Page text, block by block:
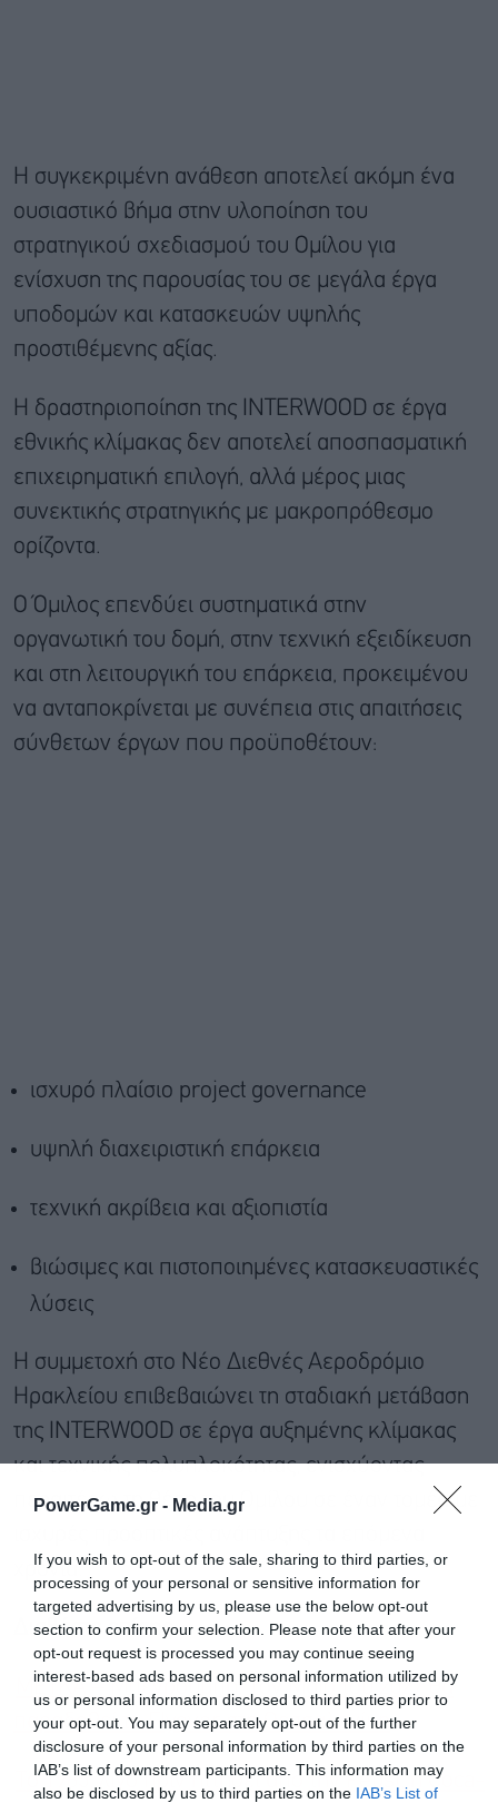
PowerGame.gr - Media.gr
If you wish to opt-out of the sale, sharing to third parties, or
processing of your personal or sensitive information for
targeted advertising by us, please use the below opt-out
section to confirm your selection. Please note that after your
opt-out request is processed you may continue seeing
interest-based ads based on personal information utilized by
us or personal information disclosed to third parties prior to
your opt-out. You may separately opt-out of the further
disclosure of your personal information by third parties on the
IAB’s list of downstream participants. This information may
also be disclosed by us to third parties on the IAB’s List of
Η συγκεκριμένη ανάθεση αποτελεί ακόμη ένα
ουσιαστικό βήμα στην υλοποίηση του
στρατηγικού σχεδιασμού του Ομίλου για
ενίσχυση της παρουσίας του σε μεγάλα έργα
υποδομών και κατασκευών υψηλής
προστιθέμενης αξίας.
Η δραστηριοποίηση της INTERWOOD σε έργα
εθνικής κλίμακας δεν αποτελεί αποσπασματική
επιχειρηματική επιλογή, αλλά μέρος μιας
συνεκτικής στρατηγικής με μακροπρόθεσμο
ορίζοντα.
Ο Όμιλος επενδύει συστηματικά στην
οργανωτική του δομή, στην τεχνική εξειδίκευση
και στη λειτουργική του επάρκεια, προκειμένου
να ανταποκρίνεται με συνέπεια στις απαιτήσεις
σύνθετων έργων που προϋποθέτουν:
ισχυρό πλαίσιο project governance
υψηλή διαχειριστική επάρκεια
τεχνική ακρίβεια και αξιοπιστία
βιώσιμες και πιστοποιημένες κατασκευαστικές
λύσεις
Η συμμετοχή στο Νέο Διεθνές Αεροδρόμιο
Ηρακλείου επιβεβαιώνει τη σταδιακή μετάβαση
της INTERWOOD σε έργα αυξημένης κλίμακας
και τεχνικής πολυπλοκότητας, ενισχύοντας
περαιτέρω τη θέση του Ομίλου σε έναν τομέα με
χρόνια.
Διαβάστε επίσης
ΜΕΤΚΑ – Μπενρουμπή: Τον Μάιο του 2027 θα
παραδοθεί το Flyover στη Θεσσαλονίκη
Το 1985, λίγο πριν ηττηθεί από την Pepsi, η Coca-